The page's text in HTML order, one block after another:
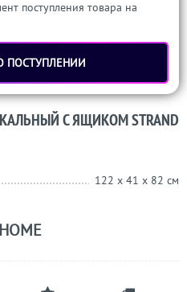
поступления товара на
ПОСТУПЛЕНИИ
С ЯЩИКОМ STRAND
122 x 41 x 82 см